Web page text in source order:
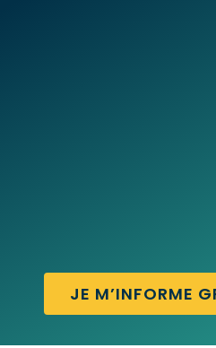
JE M’INFORME